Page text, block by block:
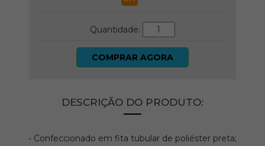
Quantidade:
COMPRAR AGORA
DESCRIÇÃO DO PRODUTO:
• Confeccionado em fita tubular de poliéster preta;